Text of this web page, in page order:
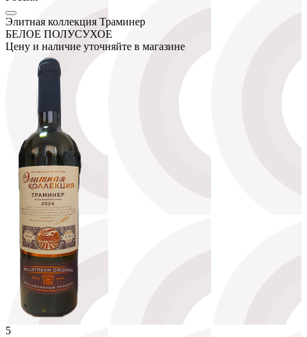
Элитная коллекция Траминер
БЕЛОЕ ПОЛУСУХОЕ
Цену и наличие уточняйте в магазине
5